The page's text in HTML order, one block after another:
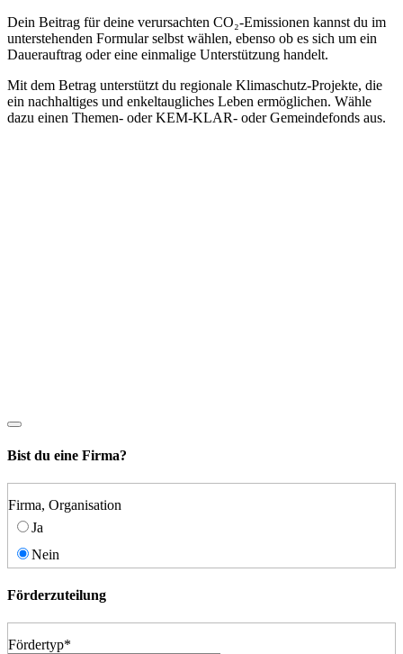
Dein Beitrag für deine verursachten CO₂‑Emissionen kannst du im
unterstehenden Formular selbst wählen, ebenso ob es sich um ein
Dauerauftrag oder eine einmalige Unterstützung handelt.
Mit dem Betrag unterstützt du regionale Klimaschutz-Projekte, die
ein nachhaltiges und enkeltaugliches Leben ermöglichen. Wähle
dazu einen Themen- oder KEM-KLAR- oder Gemeindefonds aus.
Bist du eine Firma?
Firma, Organisation
Ja
Nein
Förderzuteilung
Fördertyp*